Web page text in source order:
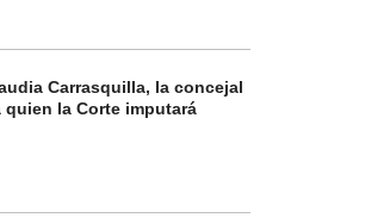
Carrasquilla, la concejal
quien la Corte imputará